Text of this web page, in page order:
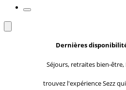
Dernières
Séjours, retraites bien-être,
trouvez l'expérience Sezz